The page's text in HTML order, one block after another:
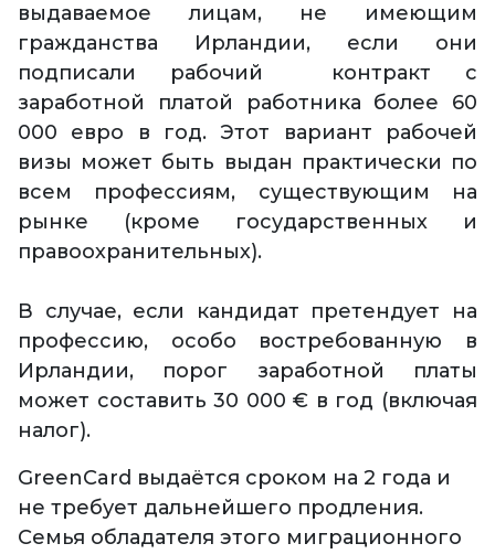
выдаваемое лицам, не имеющим
гражданства Ирландии, если они
подписали рабочий контракт с
заработной платой работника более 60
000 евро в год. Этот вариант рабочей
визы может быть выдан практически по
всем профессиям, существующим на
рынке (кроме государственных и
правоохранительных).
В случае, если кандидат претендует на
профессию, особо востребованную в
Ирландии, порог заработной платы
может составить 30 000 € в год (включая
налог).
GreenCard выдаётся сроком на 2 года и
не требует дальнейшего продления.
Семья обладателя этого миграционного